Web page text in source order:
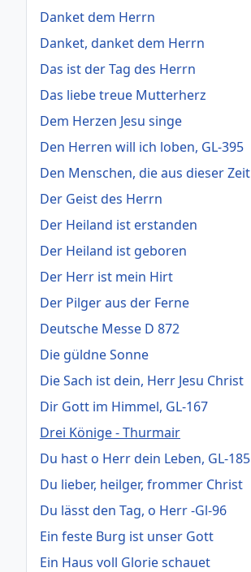
Danket dem Herrn
Danket, danket dem Herrn
Das ist der Tag des Herrn
Das liebe treue Mutterherz
Dem Herzen Jesu singe
Den Herren will ich loben, GL-395
Den Menschen, die aus dieser Zeit
Der Geist des Herrn
Der Heiland ist erstanden
Der Heiland ist geboren
Der Herr ist mein Hirt
Der Pilger aus der Ferne
Deutsche Messe D 872
Die güldne Sonne
Die Sach ist dein, Herr Jesu Christ
Dir Gott im Himmel, GL-167
Drei Könige - Thurmair
Du hast o Herr dein Leben, GL-185
Du lieber, heilger, frommer Christ
Du lässt den Tag, o Herr -Gl-96
Ein feste Burg ist unser Gott
Ein Haus voll Glorie schauet